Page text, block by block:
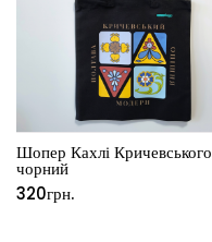
Шопер Кахлі Кричевського
чорний
320грн.